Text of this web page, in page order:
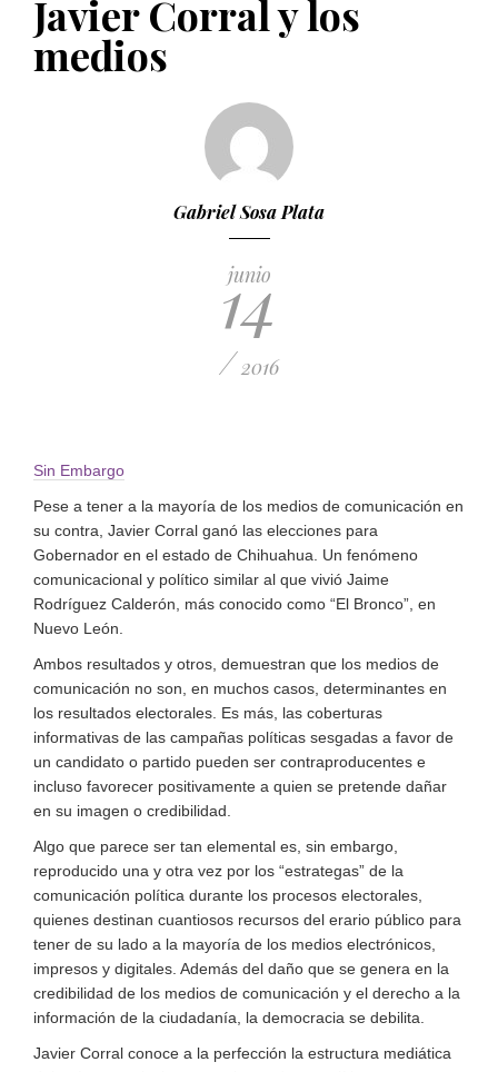
PUBLICADO EL 5 ENERO, 2023
Javier Corral y los
medios
Gabriel Sosa Plata
junio
14
/ 2016
Sin Embargo
Pese a tener a la mayoría de los medios de comunicación en
su contra, Javier Corral ganó las elecciones para
Gobernador en el estado de Chihuahua. Un fenómeno
comunicacional y político similar al que vivió Jaime
Rodríguez Calderón, más conocido como “El Bronco”, en
Nuevo León.
Ambos resultados y otros, demuestran que los medios de
comunicación no son, en muchos casos, determinantes en
los resultados electorales. Es más, las coberturas
informativas de las campañas políticas sesgadas a favor de
un candidato o partido pueden ser contraproducentes e
incluso favorecer positivamente a quien se pretende dañar
en su imagen o credibilidad.
Algo que parece ser tan elemental es, sin embargo,
reproducido una y otra vez por los “estrategas” de la
comunicación política durante los procesos electorales,
quienes destinan cuantiosos recursos del erario público para
tener de su lado a la mayoría de los medios electrónicos,
impresos y digitales. Además del daño que se genera en la
credibilidad de los medios de comunicación y el derecho a la
información de la ciudadanía, la democracia se debilita.
Javier Corral conoce a la perfección la estructura mediática